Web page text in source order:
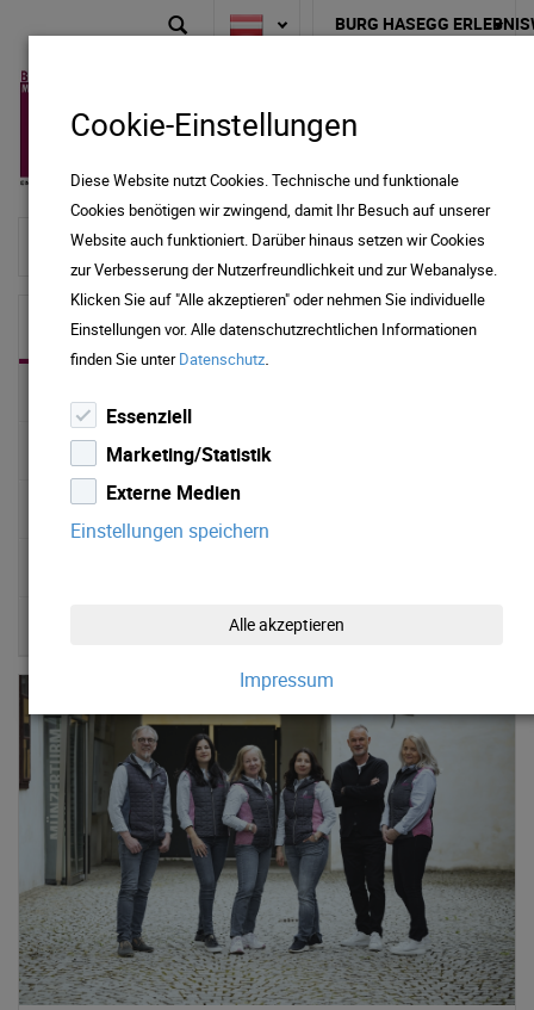
BURG HASEGG
zur Startseite
KONTAKT
SPONSOREN & PARTNER
Allg. GESCHÄFTSBEDINGUNGEN
Cookie-Einstellungen
Diese Website nutzt Cookies. Technische und funktionale
Cookies benötigen wir zwingend, damit Ihr Besuch auf unserer
Website auch funktioniert. Darüber hinaus setzen wir Cookies
zur Verbesserung der Nutzerfreundlichkeit und zur Webanalyse.
Klicken Sie auf "Alle akzeptieren" oder nehmen Sie individuelle
Einstellungen vor. Alle datenschutzrechtlichen Informationen
finden Sie unterDatenschutz.
Essenziell
Marketing/Statistik
Externe Medien
Einstellungen speichern
Alle akzeptieren
Impressum